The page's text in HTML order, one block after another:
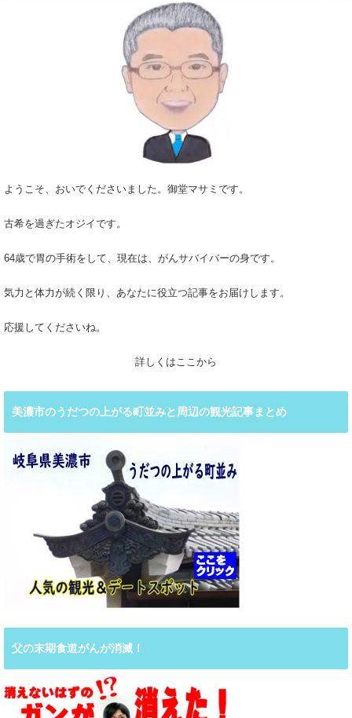
ようこそ、おいでくださいました。御堂マサミです。
古希を過ぎたオジイです。
64歳で胃の手術をして、現在は、がんサバイバーの身です。
気力と体力が続く限り、あなたに役立つ記事をお届けします。
応援してくださいね。
詳しくはここから
美濃市のうだつの上がる町並みと周辺の観光記事まとめ
父の末期食道がんが消滅！